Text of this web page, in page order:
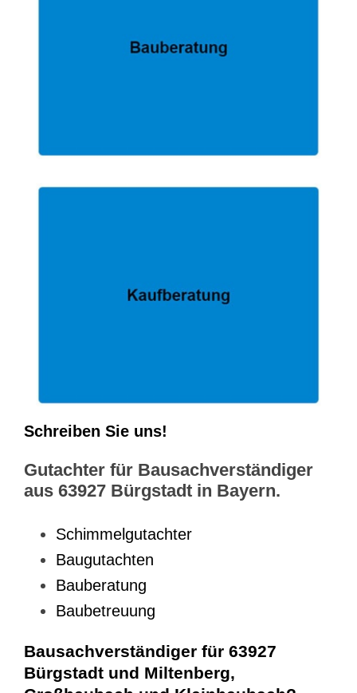
Schreiben Sie uns!
Gutachter für Bausachverständiger
aus 63927 Bürgstadt in Bayern.
Schimmelgutachter
Baugutachten
Bauberatung
Baubetreuung
Bausachverständiger für 63927
Bürgstadt und Miltenberg,